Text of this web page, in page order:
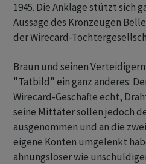
1945. Die Anklage stützt sich
Aussage des Kronzeugen
der Wirecard-
Braun und seinen
"Tatbild" ein ganz anderes:
Wirecard-Geschäfte echt,
seine Mittäter sollen jedoch
ausgenommen und an die
eigene Konten umgelenkt
ahnungsloser wie